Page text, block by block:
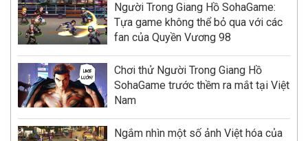
Người Trong Giang Hồ SohaGame:
Tựa game không thể bỏ qua với các
fan của Quyền Vương 98
Chơi thử Người Trong Giang Hồ
SohaGame trước thềm ra mắt tại Việt
Nam
Ngắm nhìn một số ảnh Việt hóa của